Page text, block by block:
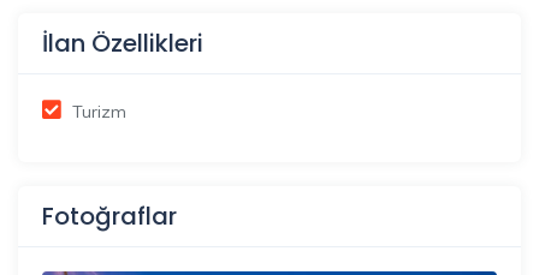
İlan Özellikleri
Turizm
Fotoğraflar